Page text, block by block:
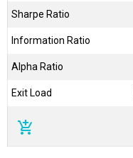
Sharpe Ratio
Information Ratio
Alpha Ratio
Exit Load
add_shopping_cart